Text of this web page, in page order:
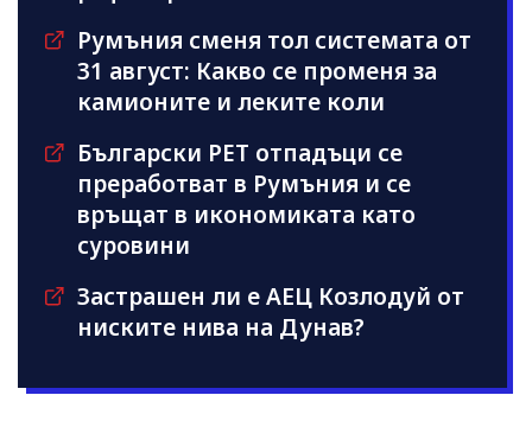
Румъния сменя тол системата от
31 август: Какво се променя за
камионите и леките коли
Български PET отпадъци се
преработват в Румъния и се
връщат в икономиката като
суровини
Застрашен ли е АЕЦ Козлодуй от
ниските нива на Дунав?